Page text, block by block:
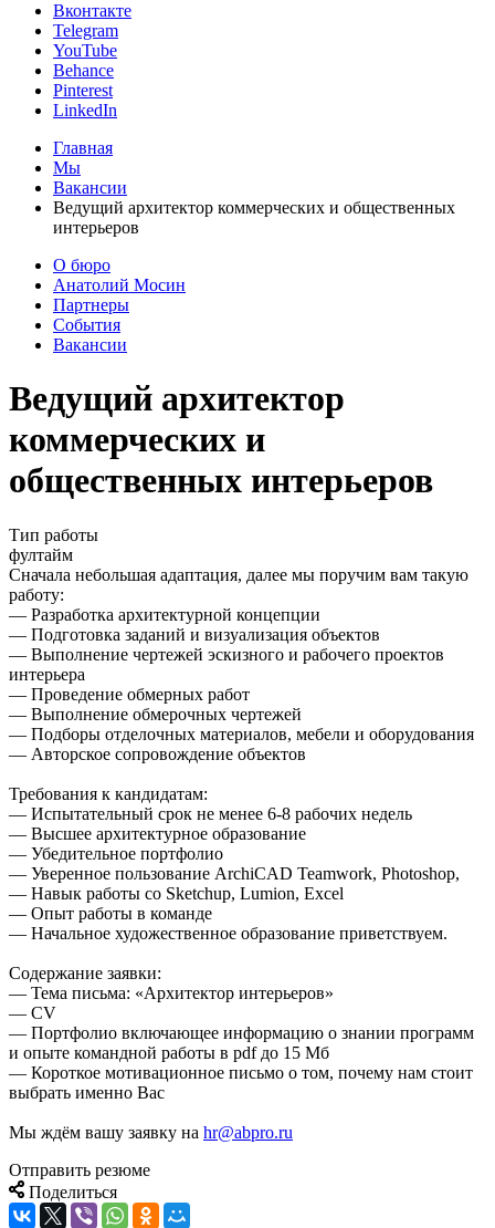
Вконтакте
Telegram
YouTube
Behance
Pinterest
LinkedIn
Главная
Мы
Вакансии
Ведущий архитектор коммерческих и общественных
интерьеров
О бюро
Анатолий Мосин
Партнеры
События
Вакансии
Ведущий архитектор
коммерческих и
общественных интерьеров
Тип работы
фултайм
Сначала небольшая адаптация, далее мы поручим вам такую
работу:
— Разработка архитектурной концепции
— Подготовка заданий и визуализация объектов
— Выполнение чертежей эскизного и рабочего проектов
интерьера
— Проведение обмерных работ
— Выполнение обмерочных чертежей
— Подборы отделочных материалов, мебели и оборудования
— Авторское сопровождение объектов
Требования к кандидатам:
— Испытательный срок не менее 6-8 рабочих недель
— Высшее архитектурное образование
— Убедительное портфолио
— Уверенное пользование ArchiCAD Teamwork, Photoshop,
— Навык работы со Sketchup, Lumion, Excel
— Опыт работы в команде
— Начальное художественное образование приветствуем.
Содержание заявки:
— Тема письма: «Архитектор интерьеров»
— CV
— Портфолио включающее информацию о знании программ
и опыте командной работы в pdf до 15 Мб
— Короткое мотивационное письмо о том, почему нам стоит
выбрать именно Вас
Мы ждём вашу заявку на hr@abpro.ru
Отправить резюме
Поделиться